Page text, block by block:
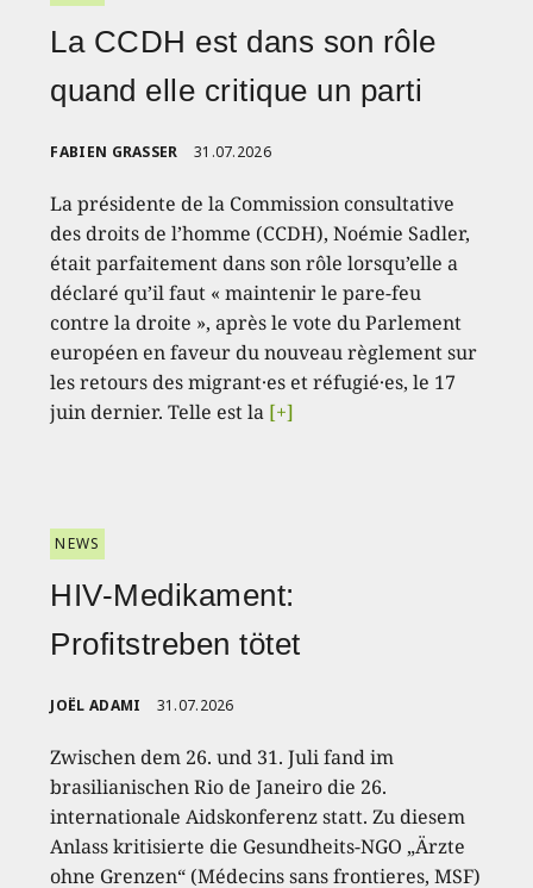
La CCDH est dans son rôle
quand elle critique un parti
FABIEN GRASSER 31.07.2026
La présidente de la Commission consultative
des droits de l’homme (CCDH), Noémie Sadler,
était parfaitement dans son rôle lorsqu’elle a
déclaré qu’il faut « maintenir le pare-feu
contre la droite », après le vote du Parlement
européen en faveur du nouveau règlement sur
les retours des migrant·es et réfugié·es, le 17
juin dernier. Telle est la [+]
NEWS
HIV-Medikament:
Profitstreben tötet
JOËL ADAMI 31.07.2026
Zwischen dem 26. und 31. Juli fand im
brasilianischen Rio de Janeiro die 26.
internationale Aidskonferenz statt. Zu diesem
Anlass kritisierte die Gesundheits-NGO „Ärzte
ohne Grenzen“ (Médecins sans frontieres, MSF)